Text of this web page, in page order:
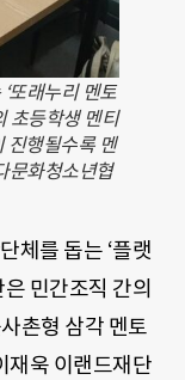
또래누리 멘토
초등학생 멘티
진행될수록 멘
문화청소년협
체를 돕는 ‘플랫
민간조직 간의
촌형 삼각 멘토
재욱 이랜드재단